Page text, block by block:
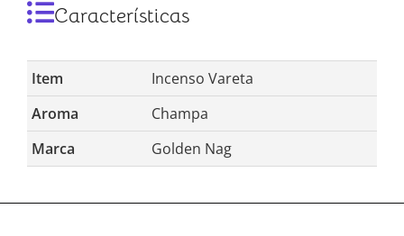
Características
Item
Incenso Vareta
Aroma
Champa
Marca
Golden Nag